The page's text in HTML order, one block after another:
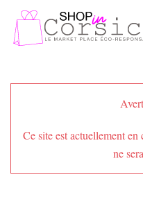
Passer au contenu principal
Ce site est actuellement
ne